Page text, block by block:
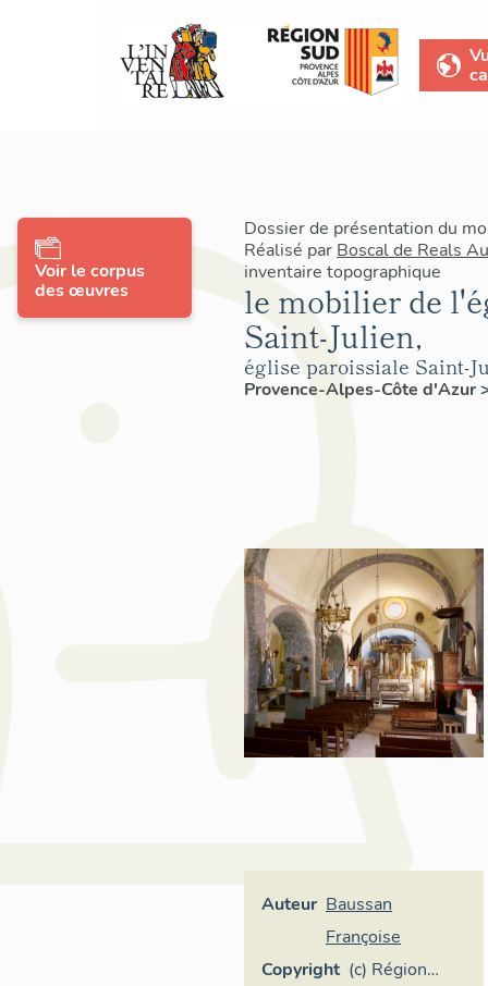
Dossier de présentation du
Réalisé par Boscal de Reals
inventaire topographique
le mobilier de
Saint-Julien,
église paroissiale Saint-
Provence-Alpes-Côte d'Azur
Auteur Baussan
Françoise
Copyright (c) Région
Voir le corpus
des œuvres